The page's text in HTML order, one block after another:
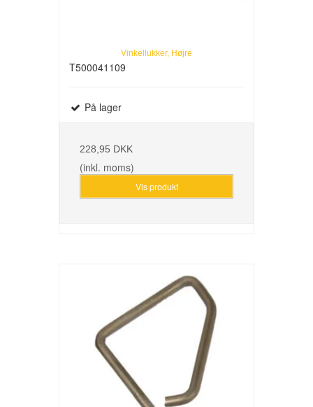
Vinkellukker, Højre
T500041109
På lager
228,95 DKK
(inkl. moms)
Vis produkt